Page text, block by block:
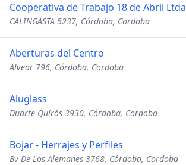
Cooperativa de Trabajo 18 de Abril Ltda
CALINGASTA 5237, Córdoba, Cordoba
Aberturas del Centro
Alvear 796, Córdoba, Cordoba
Aluglass
Duarte Quirós 3930, Córdoba, Cordoba
Bojar - Herrajes y Perfiles
Bv De Los Alemanes 3768, Córdoba, Cordoba